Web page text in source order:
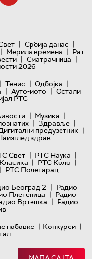
| Србија данас |
| Мерила времена | Рат
| Сматрачница |
2026
| Тенис | Одбојка |
| Ауто-мото | Остали
РТС
| Музика |
| Здравље |
предузетник |
здрав
Свет | РТС Наука |
| РТС Коло |
| РТС Полетарац
Београд 2 | Радио
Плетеница | Радио
Вртешка | Радио
набавке | Конкурси |